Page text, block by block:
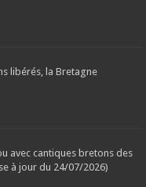
libérés, la Bretagne
avec cantiques bretons des
à jour du 24/07/2026)